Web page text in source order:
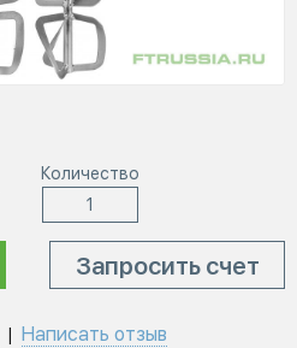
Количество
Запросить счет
Написать отзыв